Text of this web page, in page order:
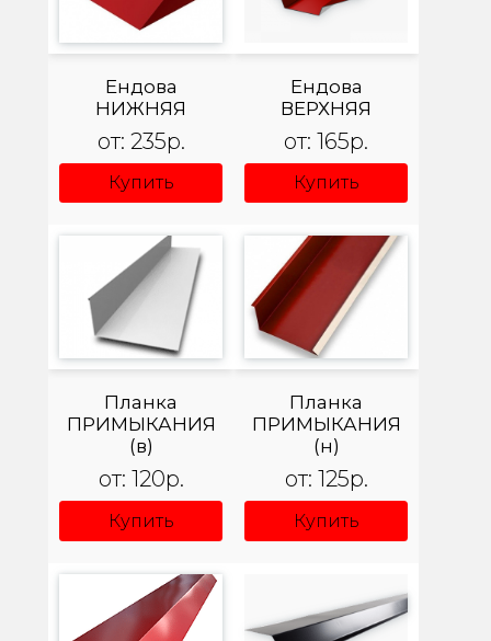
Ендова
НИЖНЯЯ
от: 235р.
Купить
Ендова
ВЕРХНЯЯ
от: 165р.
Купить
Планка
ПРИМЫКАНИЯ
(в)
от: 120р.
Купить
Планка
ПРИМЫКАНИЯ
(н)
от: 125р.
Купить